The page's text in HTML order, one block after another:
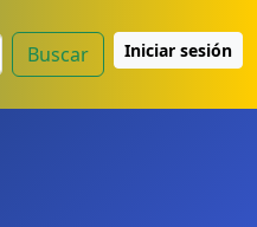
Buscar Iniciar sesión